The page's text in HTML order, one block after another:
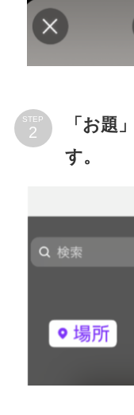
STEP
「お題
す。